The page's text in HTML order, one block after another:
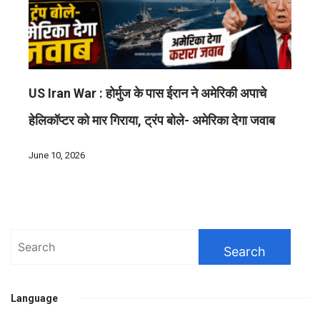
US Iran War : होर्मुज के पास ईरान ने अमेरिकी अपाचे
हेलिकॉप्टर को मार गिराया, ट्रंप बोले- अमेरिका देगा जवाब
June 10, 2026
Search
Language